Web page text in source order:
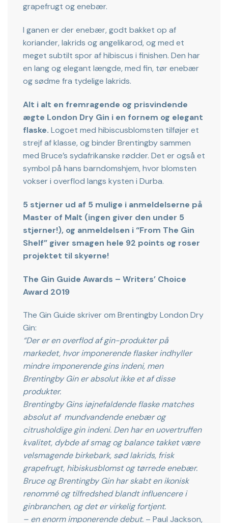
grapefrugt og enebær.
I ganen er der enebær, godt bakket op af
koriander, lakrids og angelikarod, og med et
meget subtilt spor af hibiscus i finishen. Den har
en lang og elegant længde, med fin, tør enebær
og sødme fra tydelige lakrids.
Alt i alt en fremragende og prisvindende
ægte London Dry Gin i en fornem og elegant
flaske. Logoet med hibiscusblomsten tilføjer et
strejf af klasse, og binder Brentingby sammen
med Bruce’s sydafrikanske rødder. Det er også et
symbol på hans barndomshjem, hvor blomsten
vokser i overflod langs kysten i Durba.
5 stjerner ud af 5 mulige i anmeldelserne på
Master of Malt (ingen giver den under 5
stjerner!), og anmeldelsen i “From The Gin
Shelf” giver smagen hele 92 points og roser
projektet til skyerne!
The Gin Guide Awards – Writers’ Choice
Award 2019
The Gin Guide skriver om Brentingby London Dry
Gin:
“Der er en overflod af gin-produkter på
markedet, hvor imponerende flasker indhyller
mindre imponerende gins indeni, men
Brentingby Gin er absolut ikke et af disse
produkter.
Brentingby Gins iøjnefaldende flaske matches
absolut af mundvandende enebær og
citrusholdige gin indeni. Den har en uovertruffen
kvalitet, dybde af smag og balance takket være
velsmagende birkebark, sød lakrids, frisk
grapefrugt, hibiskusblomst og tørrede enebær.
Bruce og Brentingby Gin har skabt en ikonisk
renommé og tilfredshed blandt influencere i
ginbranchen, og det er virkelig fortjent.
– en enorm imponerende debut. – Paul Jackson,